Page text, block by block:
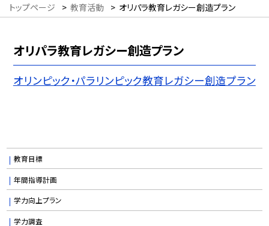
トップページ > 教育活動 > オリパラ教育レガシー創造プラン
オリパラ教育レガシー創造プラン
オリンピック・パラリンピック教育レガシー創造プラン
教育目標
年間指導計画
学力向上プラン
学力調査